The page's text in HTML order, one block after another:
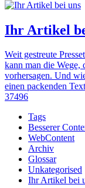
Ihr Artikel
Weit gestreute
kann man die Wege,
vorhersagen. Und
einen packenden
37496
Tags
Besserer
WebContent
Archiv
Glossar
Unkategorised
Ihr Artikel bei